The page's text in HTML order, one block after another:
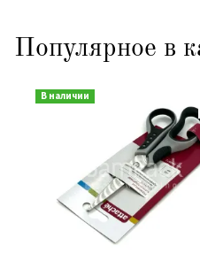
Популярное в
В наличии